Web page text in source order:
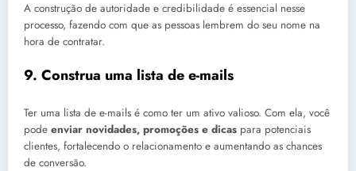
A construção de autoridade e credibilidade é essencial nesse
processo, fazendo com que as pessoas lembrem do seu nome na
hora de contratar.
9. Construa uma lista de e-mails
Ter uma lista de e-mails é como ter um ativo valioso. Com ela, você
pode enviar novidades, promoções e dicas para potenciais
clientes, fortalecendo o relacionamento e aumentando as chances
de conversão.